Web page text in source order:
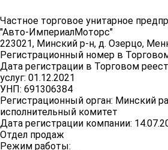
Частное торговое унитарное
"Авто-ИмпериалМоторс"
223021, Минский р-н, д. Озерцо,
Регистрационный номер в
Дата регистрации в Торговом
услуг: 01.12.2021
УНП: 691306384
Регистрационный орган: Минский
исполнительный комитет
Дата регистрации компании:
Отдел продаж
Режим работы: